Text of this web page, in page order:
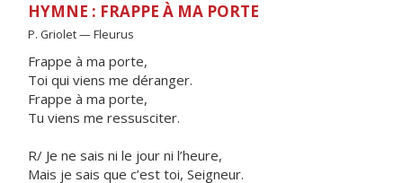
HYMNE : FRAPPE À MA PORTE
P. Griolet — Fleurus
Frappe à ma porte,
Toi qui viens me déranger.
Frappe à ma porte,
Tu viens me ressusciter.
R/ Je ne sais ni le jour ni l’heure,
Mais je sais que c’est toi, Seigneur.